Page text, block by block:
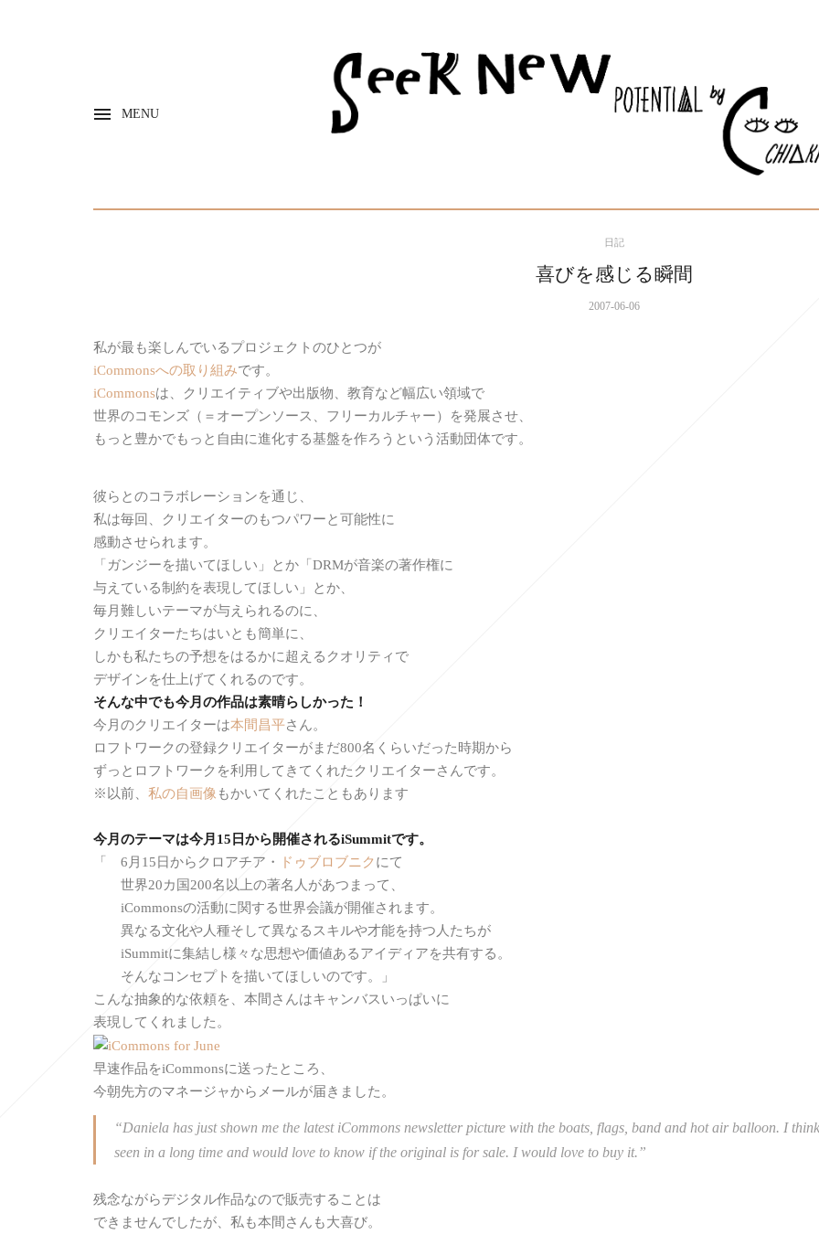
MENU
日記
喜びを感じる瞬間
2007-06-06
私が最も楽しんでいるプロジェクトのひとつが
iCommonsへの取り組みです。
iCommonsは、クリエイティブや出版物、教育など幅広い領域で
世界のコモンズ（＝オープンソース、フリーカルチャー）を発展させ、
もっと豊かでもっと自由に進化する基盤を作ろうという活動団体です。
彼らとのコラボレーションを通じ、
私は毎回、クリエイターのもつパワーと可能性に
感動させられます。
「ガンジーを描いてほしい」とか「DRMが音楽の著作権に
与えている制約を表現してほしい」とか、
毎月難しいテーマが与えられるのに、
クリエイターたちはいとも簡単に、
しかも私たちの予想をはるかに超えるクオリティで
デザインを仕上げてくれるのです。
そんな中でも今月の作品は素晴らしかった！
今月のクリエイターは本間昌平さん。
ロフトワークの登録クリエイターがまだ800名くらいだった時期から
ずっとロフトワークを利用してきてくれたクリエイターさんです。
※以前、 私の自画像 もかいてくれたこともあります
今月のテーマは今月15日から開催されるiSummitです。
「 6月15日からクロアチア・
ドゥブロブニク にて
世界20カ国200名以上の著名人があつまって、
iCommonsの活動に関する世界会議が開催されます。
異なる文化や人種そして異なるスキルや才能を持つ人たちが
iSummitに集結し様々な思想や価値あるアイディアを共有する。
そんなコンセプトを描いてほしいのです。」
こんな抽象的な依頼を、本間さんはキャンバスいっぱいに
表現してくれました。
早速作品をiCommonsに送ったところ、
今朝先方のマネージャからメールが届きました。
“Daniela has just shown me the latest iCommons newsletter picture with the boats, flags, band and hot air balloon. I
seen in a long time and would love to know if the original is for sale. I would love to buy it.”
残念ながらデジタル作品なので販売することは
できませんでしたが、私も本間さんも大喜び。